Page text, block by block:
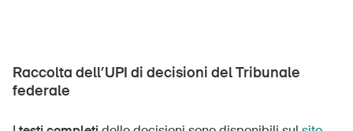
Raccolta dell’UPI di decisioni del Tribunale
federale